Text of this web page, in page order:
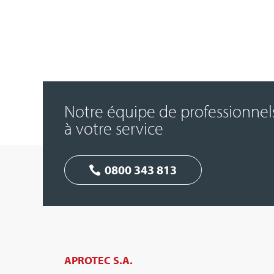
Notre équipe de
à votre service
0800 343 813
APROTEC S.A.